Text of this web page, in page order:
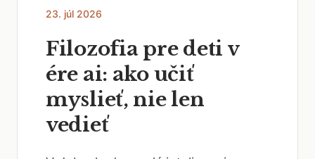
23. júl 2026
Filozofia pre deti v
ére ai: ako učiť
myslieť, nie len
vedieť